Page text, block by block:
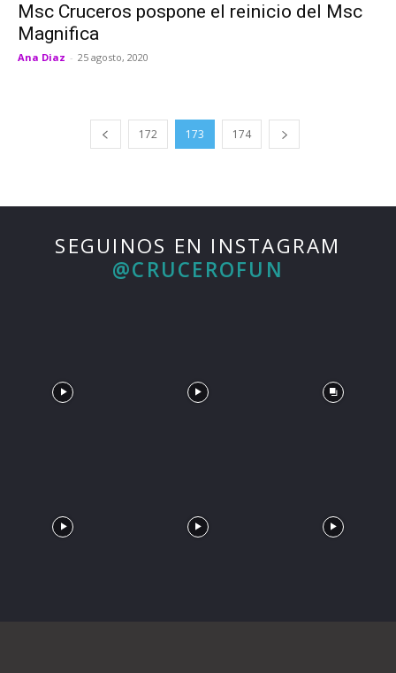
Msc Cruceros pospone el reinicio del Msc
Magnifica
Ana Diaz - 25 agosto, 2020
172 173 174
SEGUINOS EN INSTAGRAM
@CRUCEROFUN